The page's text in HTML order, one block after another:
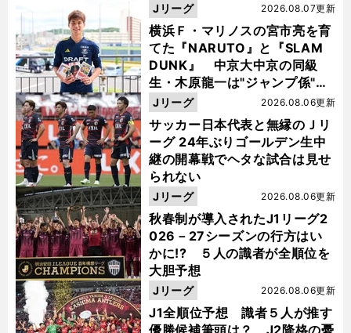
横浜Ｆ・マリノスの宮市亮を育
てた『NARUTO』と『SLAM
DUNK』 中京大中京の同級
生・木原龍一は"ジャンプ係"だ
った
2026.08.07更新
Jリーグ
サッカー日本代表と無縁のＪリ
ーグ 24年ぶりゴールデン生中
継の開幕戦でヘタな試合は見せ
られない
2026.08.06更新
Jリーグ
秋春制が導入されたJ1リーグ2
026－27シーズンの行方はい
かに!? ５人の識者が全順位を
大胆予想
2026.08.06更新
Jリーグ
J1全順位予想 識者５人が推す
2026.08.06更新
Jリーグ